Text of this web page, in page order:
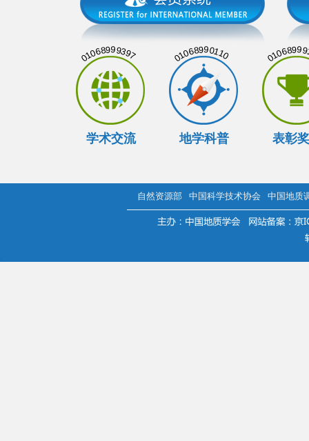
01068999397
学术交流
01068990110
地学科普 表彰
自然资源部 中国科学技术协会 中国地质
.